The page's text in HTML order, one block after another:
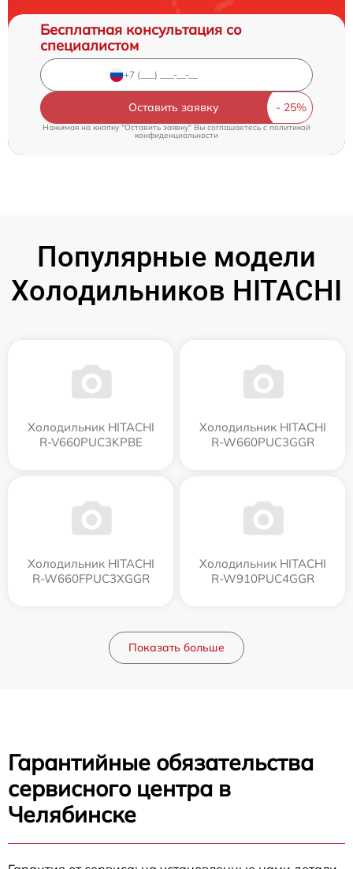
Бесплатная консультация со
специалистом
Оставить заявку
Нажимая на кнопку "Оставить заявку" Вы соглашаетесь cполитикой
конфиденциальности
Популярные модели
Холодильников HITACHI
Холодильник HITACHI
R-V660PUC3KPBE
Холодильник HITACHI
R-W660PUC3GGR
Холодильник HITACHI
R-W660FPUC3XGGR
Холодильник HITACHI
R-W910PUC4GGR
Показать больше
Гарантийные обязательства
сервисного центра в
Челябинске